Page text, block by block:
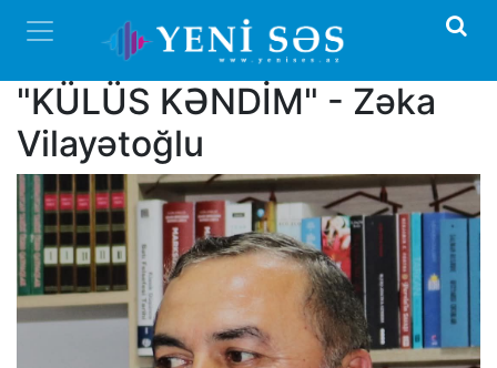
"KÜLÜS KƏNDİM" - Zəka
Vilayətoğlu